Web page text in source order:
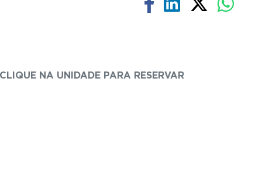
CLIQUE NA UNIDADE PARA RESERVAR